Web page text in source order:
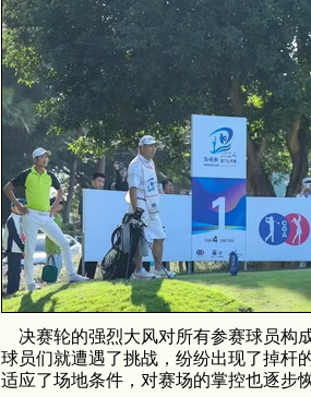
决赛轮的强烈大风对所有参赛球员构
球员们就遭遇了挑战，纷纷出现了掉杆
适应了场地条件，对赛场的掌控也逐步恢